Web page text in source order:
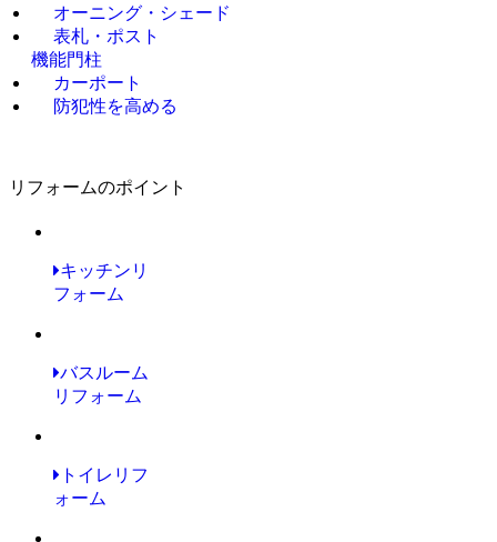
オーニング・シェード
表札・ポスト
機能門柱
カーポート
防犯性を高める
リフォームのポイント
キッチンリ
フォーム
バスルーム
リフォーム
トイレリフ
ォーム